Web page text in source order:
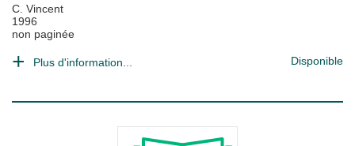
C. Vincent
1996
non paginée
Plus d'information... Disponible